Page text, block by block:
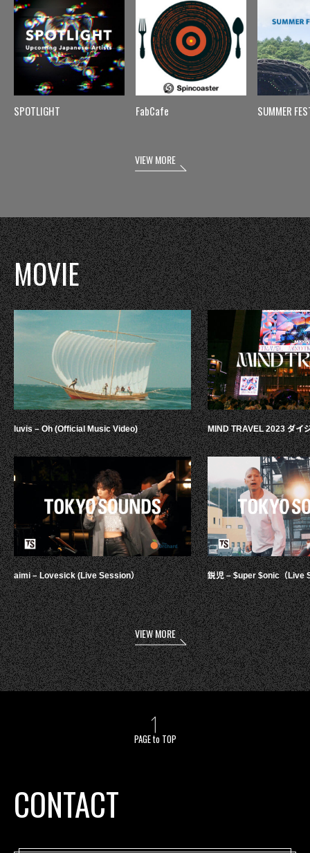
SPOTLIGHT FabCafe SUMMER
VIEW MORE
MOVIE
luvis – Oh (Official Music Video)
aimi – Lovesick (Live Session）
MIND TRAVEL 2023 ダイ
鋭児 – $uper $onic（Live
VIEW MORE
PAGE to TOP
CONTACT